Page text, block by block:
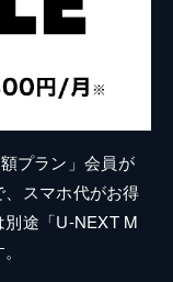
プラン」会員が
スマホ代がお得
途「U-NEXT M